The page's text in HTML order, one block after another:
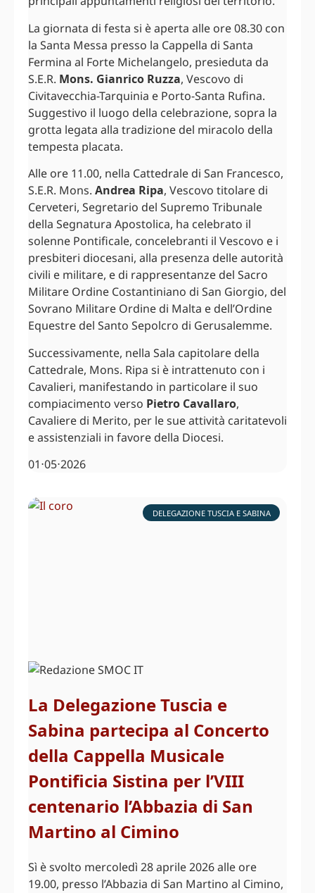
La giornata di festa si è aperta alle ore 08.30 con
la Santa Messa presso la Cappella di Santa
Fermina al Forte Michelangelo, presieduta da
S.E.R. Mons. Gianrico Ruzza, Vescovo di
Civitavecchia-Tarquinia e Porto-Santa Rufina.
Suggestivo il luogo della celebrazione, sopra la
grotta legata alla tradizione del miracolo della
tempesta placata.
Alle ore 11.00, nella Cattedrale di San Francesco,
S.E.R. Mons. Andrea Ripa, Vescovo titolare di
Cerveteri, Segretario del Supremo Tribunale
della Segnatura Apostolica, ha celebrato il
solenne Pontificale, concelebranti il Vescovo e i
presbiteri diocesani, alla presenza delle autorità
civili e militare, e di rappresentanze del Sacro
Militare Ordine Costantiniano di San Giorgio, del
Sovrano Militare Ordine di Malta e dell’Ordine
Equestre del Santo Sepolcro di Gerusalemme.
Successivamente, nella Sala capitolare della
Cattedrale, Mons. Ripa si è intrattenuto con i
Cavalieri, manifestando in particolare il suo
compiacimento verso Pietro Cavallaro,
Cavaliere di Merito, per le sue attività caritatevoli
e assistenziali in favore della Diocesi.
01⋅05⋅2026
DELEGAZIONE TUSCIA E SABINA
La Delegazione Tuscia e
Sabina partecipa al Concerto
della Cappella Musicale
Pontificia Sistina per l’VIII
centenario l’Abbazia di San
Martino al Cimino
Sì è svolto mercoledì 28 aprile 2026 alle ore
19.00, presso l’Abbazia di San Martino al Cimino,